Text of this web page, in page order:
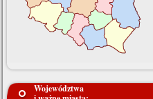
Województwa